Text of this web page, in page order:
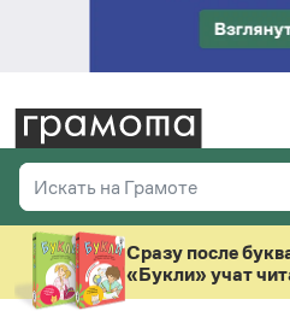
Искать на Грамоте
Справочная служба
Везде